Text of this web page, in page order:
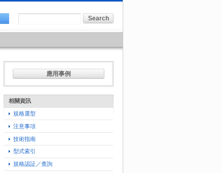
應用事例
相關資訊
規格選型
注意事項
技術指南
型式索引
規格認証／查詢